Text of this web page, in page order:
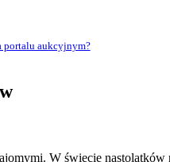
portalu aukcyjnym?
W świecie